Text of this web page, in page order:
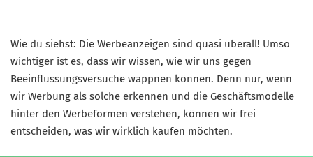
Wie du siehst: Die Werbeanzeigen sind quasi überall! Umso
wichtiger ist es, dass wir wissen, wie wir uns gegen
Beeinflussungsversuche wappnen können. Denn nur, wenn
wir Werbung als solche erkennen und die Geschäftsmodelle
hinter den Werbeformen verstehen, können wir frei
entscheiden, was wir wirklich kaufen möchten.